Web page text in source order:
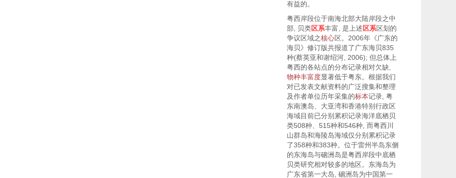
有益的。
粤西岸段位于南海北部大陆岸段之中
部, 贝类区系丰富, 是上述区系区划的
争议区域之核心区。2006年《广东的
海贝》修订版共报道了广东海贝835
种(蔡英亚和谢绍河, 2006); 但总体上
粤西的各站点的分布记录相对欠缺,
物种丰富度显著低于粤东。根据我们
对已发表文献资料的广泛搜集和整理
及作者单位历年采集的标本记录, 粤
东南澳岛、大亚湾和香港特别行政区
海域目前已分别累积记录海洋底栖贝
类508种、515种和546种, 而粤西川
山群岛和海陵岛海域仅分别累积记录
了358种和383种。位于雷州半岛东侧
的东海岛与硇洲岛是粤西岸段中底栖
贝类研究相对较多的地区。东海岛为
广东省第一大岛, 硇洲岛为中国第一